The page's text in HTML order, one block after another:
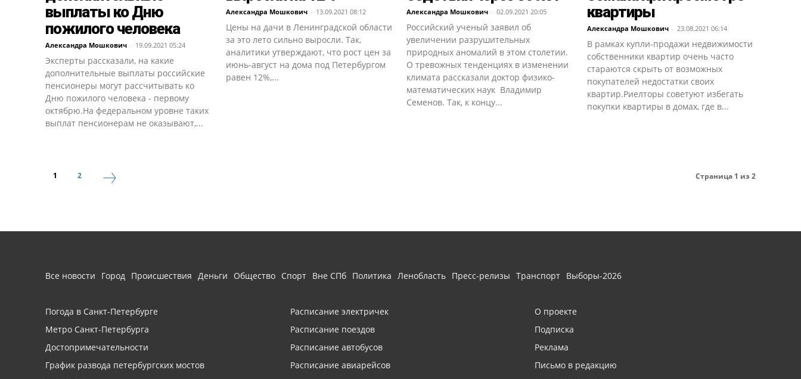
выплаты ко Дню
пожилого человека
Александра Мошкович - 19.09.2021 05:24
Эксперты рассказали, на какие
дополнительные выплаты российские
пенсионеры могут рассчитывать ко
Дню пожилого человека - первому
октябрю.На федеральном уровне таких
выплат пенсионерам не оказывают,...
Александра Мошкович - 13.09.2021 08:12
Цены на дачи в Ленинградской области
за это лето сильно выросли. Так,
аналитики утверждают, что рост цен за
июнь-август на дома под Петербургом
равен 12%,...
Александра Мошкович - 02.09.2021 20:05
Российский ученый заявил об
увеличении разрушительных
природных аномалий в этом столетии.
О тревожных тенденциях в изменении
климата рассказали доктор физико-
математических наук Владимир
Семенов. Так, к концу...
квартиры
Александра Мошкович - 23.08.2021 06:14
В рамках купли-продажи недвижимости
собственники квартир очень часто
стараются скрыть от возможных
покупателей недостатки своих
квартир.Риелторы советуют избегать
покупки квартиры в домах, где в...
1 2 Страница 1 из 2
Все новости Город Происшествия Деньги Общество Спорт Вне СПб Политика Ленобласть Пресс-релизы Транспорт Выборы-2026
Погода в Санкт-Петербурге
Метро Санкт-Петербурга
Достопримечательности
График развода петербургских мостов
Расписание электричек
Расписание поездов
Расписание автобусов
Расписание авиарейсов
О проекте
Подписка
Реклама
Письмо в редакцию